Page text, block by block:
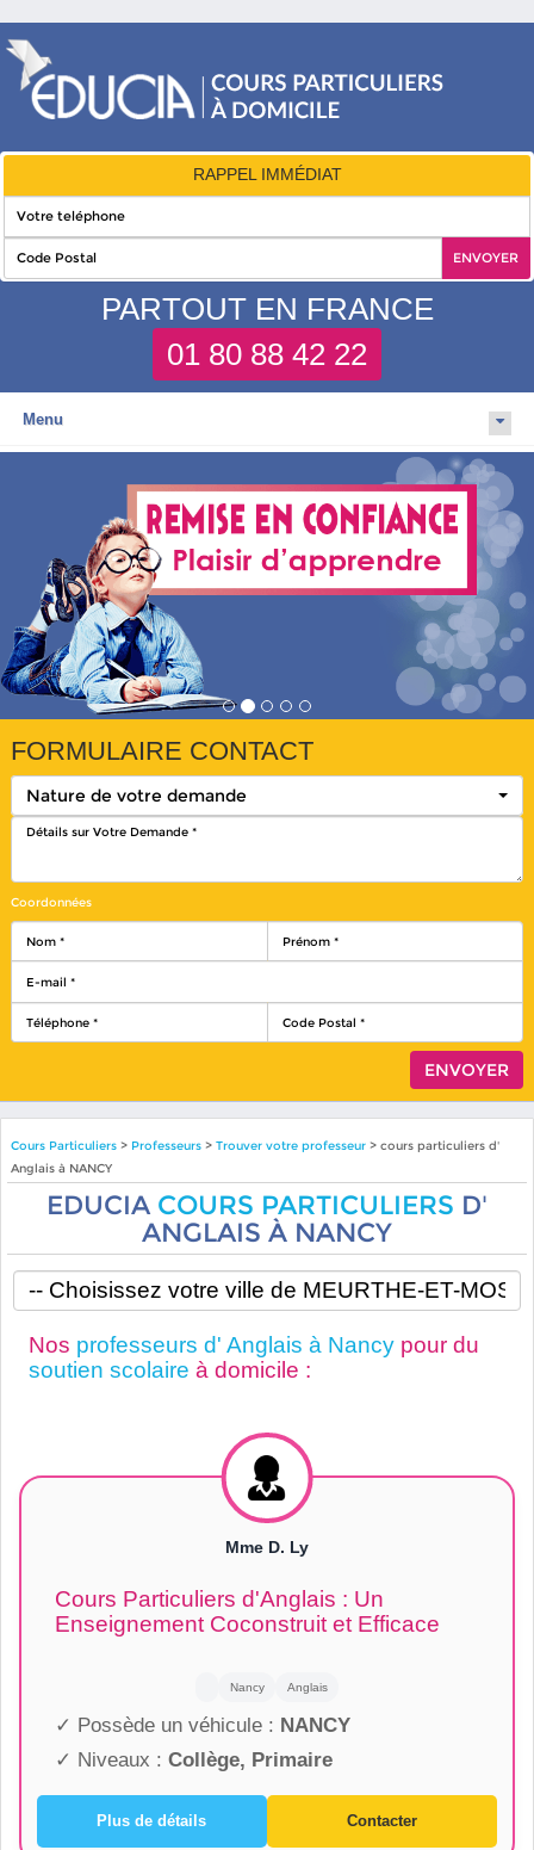
RAPPEL IMMÉDIAT
PARTOUT EN FRANCE
01 80 88 42 22
Menu
FORMULAIRE CONTACT
Nature de votre demande
Coordonnées
Cours Particuliers> Professeurs > Trouver votre professeur> cours particuliers d'
Anglais à NANCY
EDUCIA COURS PARTICULIERS D'
ANGLAIS À NANCY
Nos professeurs d' Anglais à Nancypour du
soutien scolaire à domicile :
Mme D. Ly
Cours Particuliers d'Anglais : Un
Enseignement Coconstruit et Efficace
Nancy Anglais
✓ Possède un véhicule : NANCY
✓ Niveaux : Collège, Primaire
Plus de détails Contacter